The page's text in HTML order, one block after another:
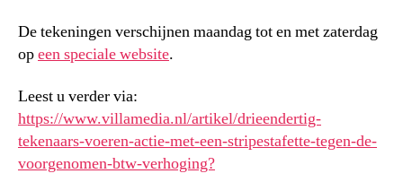
De tekeningen verschijnen maandag tot en met zaterdag
opeen speciale website.
Leest u verder via:
https://www.villamedia.nl/artikel/drieendertig-
tekenaars-voeren-actie-met-een-stripestafette-tegen-de-
voorgenomen-btw-verhoging?